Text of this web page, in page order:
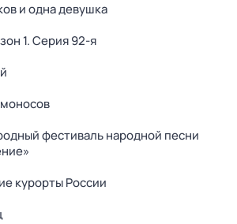
и одна девушка
1. Серия 92-я
фестиваль народной песни
курорты России